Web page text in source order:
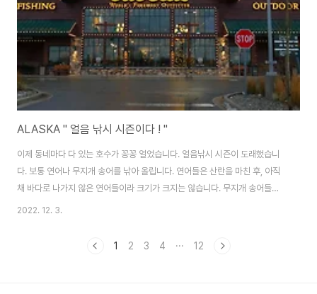
운영하는 스케이트장입니다. 산..
ALASKA " 얼음 낚시 시즌이다 ! "
이제 동네마다 다 있는 호수가 꽁꽁 얼었습니다. 얼음낚시 시즌이 도래했습니
다. 보통 연어나 무지개 송어를 낚아 올립니다. 연어들은 산란을 마친 후, 아직
채 바다로 나가지 않은 연어들이라 크기가 크지는 않습니다. 무지개 송어들도
아직 채 크게 자라진 않아서 재미로 잡는 취미활동 중 하나입니다. 나 홀로 낚시
2022. 12. 3.
1 2 3 4 ··· 12